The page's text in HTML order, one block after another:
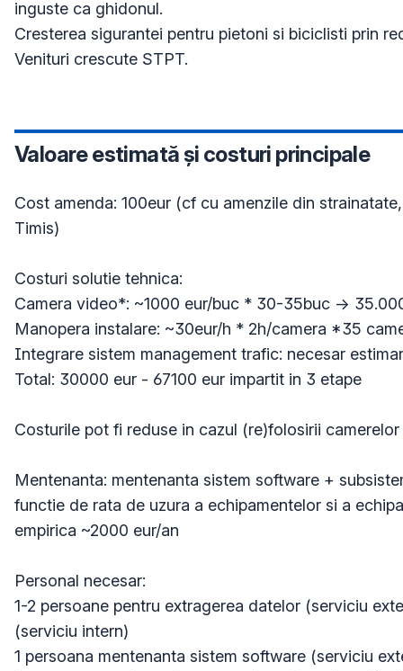
inguste ca ghidonul.
Cresterea sigurantei pentru pietoni si biciclisti prin
Valoare estimată și costuri principale
Cost amenda: 100eur (cf cu amenzile din
Timis)
Costuri solutie tehnica:
Camera video*: ~1000 eur/buc * 30-35buc ->
Manopera instalare: ~30eur/h * 2h/camera *35
Integrare sistem management trafic: necesar
Total: 30000 eur - 67100 eur impartit in 3 etape
Costurile pot fi reduse in cazul (re)folosirii
Mentenanta: mentenanta sistem software +
functie de rata de uzura a echipamentelor si a
empirica ~2000 eur/an
Personal necesar:
1-2 persoane pentru extragerea datelor (serviciu
(serviciu intern)
1 persoana mentenanta sistem software (serviciu